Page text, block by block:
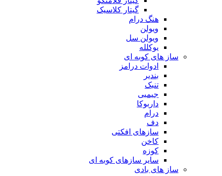
گیتار کلاسیک
هنگ درام
ویولن
ویولن سل
یوکلله
ساز های کوبه ای
ادوات درامز
بندیر
تنبک
جیمبی
داربوکا
درام
دف
سازهای افکتی
کاخن
کوزه
سایر سازهای کوبه ای
ساز های بادی